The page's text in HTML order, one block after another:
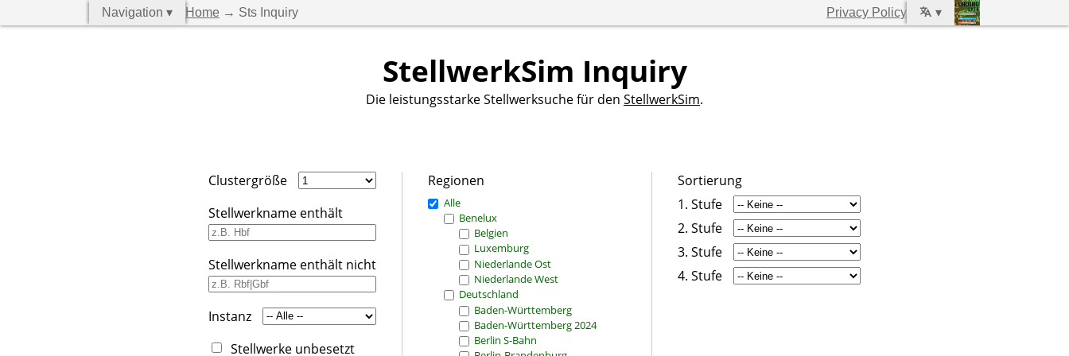
Navigation ▾ Home → Sts Inquiry Privacy Policy ▾
StellwerkSim Inquiry
Die leistungsstarke Stellwerksuche für den StellwerkSim.
Clustergröße
Stellwerkname enthält
Stellwerkname enthält nicht
Instanz
Stellwerke unbesetzt
Regionen
Alle
Benelux
Belgien
Luxemburg
Niederlande Ost
Niederlande West
Deutschland
Baden-Württemberg
Baden-Württemberg 2024
Berlin S-Bahn
Sortierung
1. Stufe
2. Stufe
3. Stufe
4. Stufe